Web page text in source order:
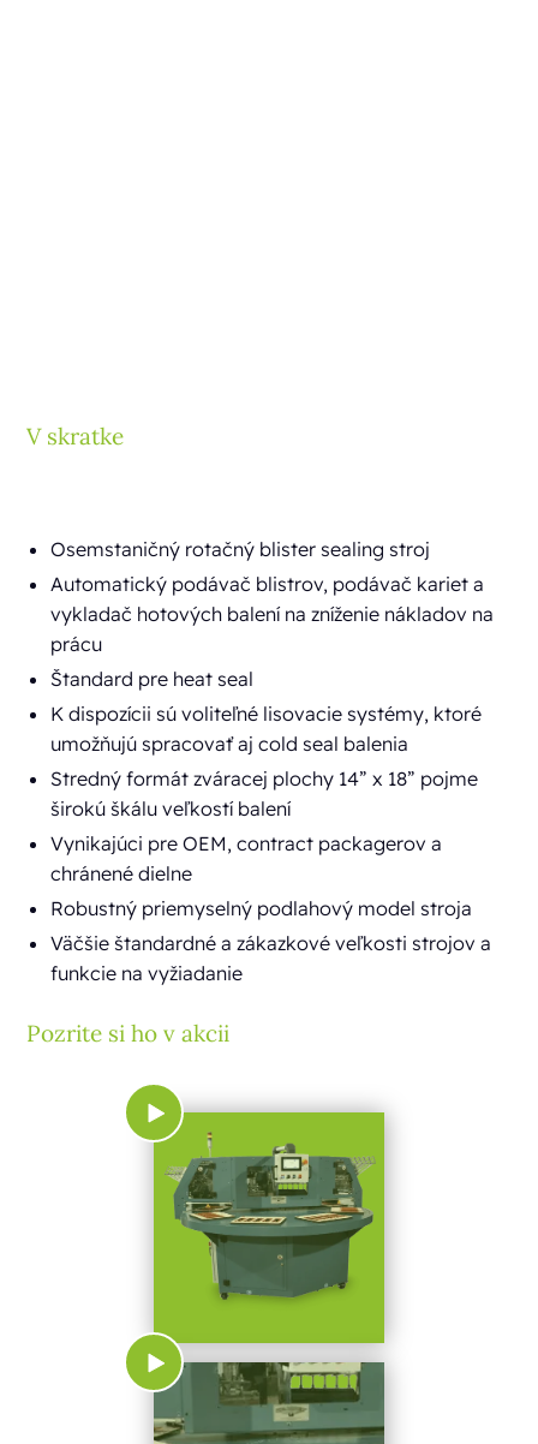
V skratke
Osemstaničný rotačný blister sealing stroj
Automatický podávač blistrov, podávač kariet a
vykladač hotových balení na zníženie nákladov na
prácu
Štandard pre heat seal
K dispozícii sú voliteľné lisovacie systémy, ktoré
umožňujú spracovať aj cold seal balenia
Stredný formát zváracej plochy 14” x 18” pojme
širokú škálu veľkostí balení
Vynikajúci pre OEM, contract packagerov a
chránené dielne
Robustný priemyselný podlahový model stroja
Väčšie štandardné a zákazkové veľkosti strojov a
funkcie na vyžiadanie
Pozrite si ho v akcii